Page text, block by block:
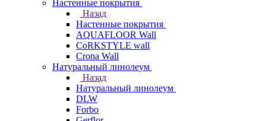
Настенные покрытия
Назад
Настенные покрытия
AQUAFLOOR Wall
CoRKSTYLE wall
Crona Wall
Натуральный линолеум
Назад
Натуральный линолеум
DLW
Forbo